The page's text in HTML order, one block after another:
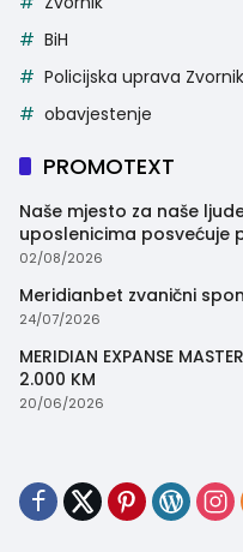
BiH
Policijska uprava Zvornik
obavjestenje
PROMOTEXT
Naše mjesto za naše
uposlenicima posvećuje
trenutak
02/08/2026
Meridianbet zvanični
24/07/2026
MERIDIAN EXPANSE
2.000 KM
20/06/2026